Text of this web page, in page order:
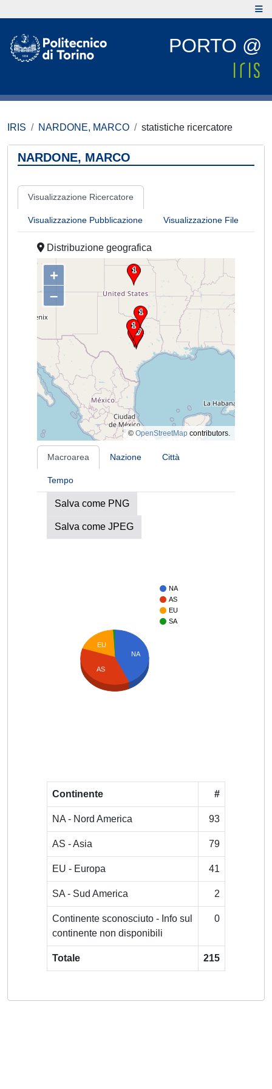
PORTO @
IRIS NARDONE, MARCO statistiche ricercatore
NARDONE, MARCO
Visualizzazione Ricercatore
Visualizzazione Pubblicazione Visualizzazione File
Distribuzione geografica
+
–
© OpenStreetMap contributors.
Macroarea Nazione Città
Tempo
Salva come PNG
Salva come JPEG
NA
AS
EU
SA
NA
EU
AS
Continente #
NA - Nord America 93
AS - Asia 79
EU - Europa 41
SA - Sud America 2
Continente sconosciuto - Info sul
continente non disponibili
0
Totale 215